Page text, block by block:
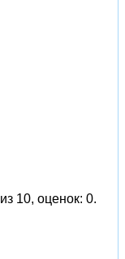
из 10, оценок: 0.